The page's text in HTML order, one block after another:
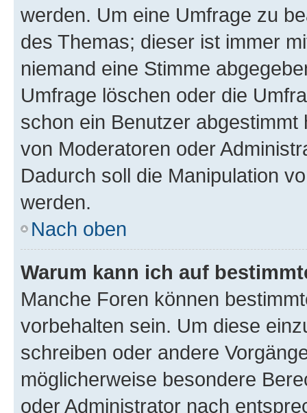
werden. Um eine Umfrage zu
des Themas; dieser ist immer
niemand eine Stimme
Umfrage löschen oder die
schon ein Benutzer
von Moderatoren oder
Dadurch soll die Manipulation
werden.
Nach oben
Warum kann ich auf
Manche Foren können
vorbehalten sein. Um diese
schreiben oder andere
möglicherweise besondere
oder Administrator nach